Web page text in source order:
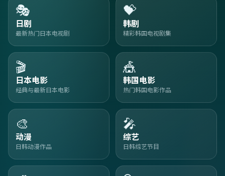
🎭
日剧
最新热门日本电视剧
💝
韩剧
精彩韩国电视剧集
🎬
日本电影
经典与最新日本电影
🎪
韩国电影
热门韩国电影作品
🎨
动漫
日韩动漫作品
🎤
综艺
日韩综艺节目